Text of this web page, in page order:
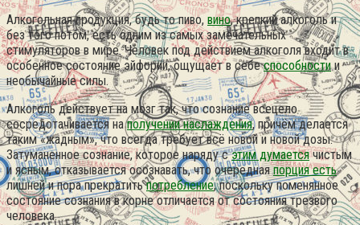
Алкогольная продукция, будь то пиво, вино, крепкий алкоголь и
без того потом, есть одним из самых замечательных
стимуляторов в мире.Человек под действием алкоголя входит в
особенное состояние эйфории, ощущает в себеспособностии
необычайные силы.
Алкоголь действует на мозг так, что сознание всецело
сосредотачивается наполучении наслаждения, причём делается
таким «жадным», что всегда требует всё новой и новой дозы.
Затуманенное сознание, которое наряду сэтим думаетсячистым
и ясным, отказывается осознавать, что очереднаяпорция есть
лишней и пора прекратитьпотребление, поскольку поменянное
состояние сознания в корне отличается от состояния трезвого
человека.